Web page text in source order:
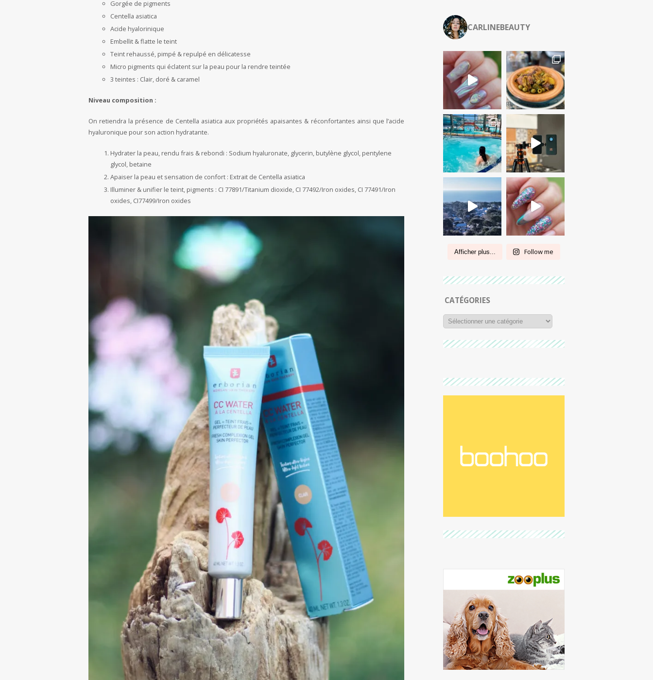
Gorgée de pigments
Centella asiatica
Acide hyalorinique
Embellit & flatte le teint
Teint rehaussé, pimpé & repulpé en délicatesse
Micro pigments qui éclatent sur la peau pour la rendre teintée
3 teintes : Clair, doré & caramel
Niveau composition :
On retiendra la présence de Centella asiatica aux propriétés apaisantes & réconfortantes ainsi que l’acide
hyaluronique pour son action hydratante.
Hydrater la peau, rendu frais & rebondi : Sodium hyaluronate, glycerin, butylène glycol, pentylene
glycol, betaine
Apaiser la peau et sensation de confort : Extrait de Centella asiatica
Illuminer & unifier le teint, pigments : CI 77891/Titanium dioxide, CI 77492/Iron oxides, CI 77491/Iron
oxides, CI77499/Iron oxides
CARLINEBEAUTY
Afficher plus... Follow me
CATÉGORIES